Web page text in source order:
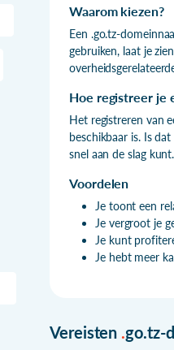
Waarom kiezen?
Een .go.tz-
gebruiken, laat je
Hoe registreer je
Het registreren van
beschikbaar is. Is
snel aan de slag kunt.
Voordelen
Je toont een
Je vergroot je
Je kunt
Je hebt meer
Vereisten .go.tz-